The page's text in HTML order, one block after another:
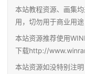
在
线
程
会
本站教程资源、画集
用，切勿用于商业用
本站资源推荐使用
下载http://
本站资源如没特别注